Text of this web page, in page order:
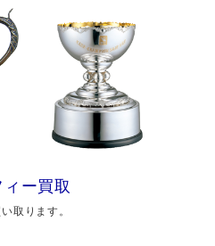
ー買取
取ります。